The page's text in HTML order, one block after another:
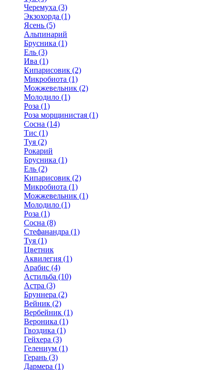
Черемуха (3)
Экзохорда (1)
Ясень (5)
Альпинарий
Брусника (1)
Ель (3)
Ива (1)
Кипарисовик (2)
Микробиота (1)
Можжевельник (2)
Молодило (1)
Роза (1)
Роза морщинистая (1)
Сосна (14)
Тис (1)
Туя (2)
Рокарий
Брусника (1)
Ель (2)
Кипарисовик (2)
Микробиота (1)
Можжевельник (1)
Молодило (1)
Роза (1)
Сосна (8)
Стефанандра (1)
Туя (1)
Цветник
Аквилегия (1)
Арабис (4)
Астильба (10)
Астра (3)
Бруннера (2)
Вейник (2)
Вербейник (1)
Вероника (1)
Гвоздика (1)
Гейхера (3)
Гелениум (1)
Герань (3)
Дармера (1)